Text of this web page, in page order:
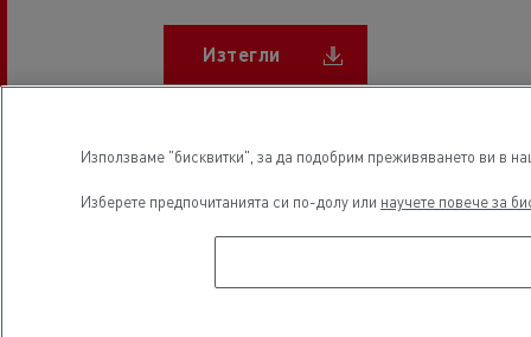
Изтегли Document
Повече съдържание за
електромобилността
Използваме "бисквитки", за да подобрим преживяването ви в
Изберете предпочитанията си по-долу или научете повече за